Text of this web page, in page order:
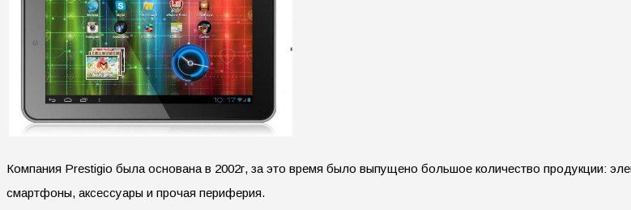
Компания Prestigio была основана в 2002г, за это время было выпущено большое количество продукции:
смартфоны, аксессуары и прочая периферия.